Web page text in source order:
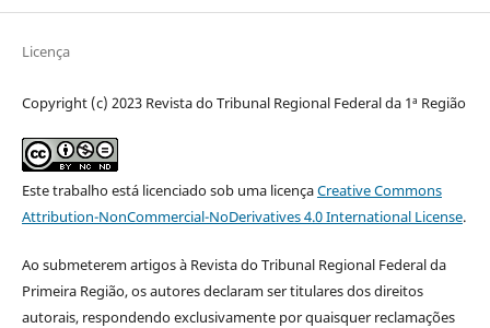
Licença
Copyright (c) 2023 Revista do Tribunal Regional Federal da 1ª Região
Este trabalho está licenciado sob uma licençaCreative Commons
Attribution-NonCommercial-NoDerivatives 4.0 International License.
Ao submeterem artigos à Revista do Tribunal Regional Federal da
Primeira Região, os autores declaram ser titulares dos direitos
autorais, respondendo exclusivamente por quaisquer reclamações